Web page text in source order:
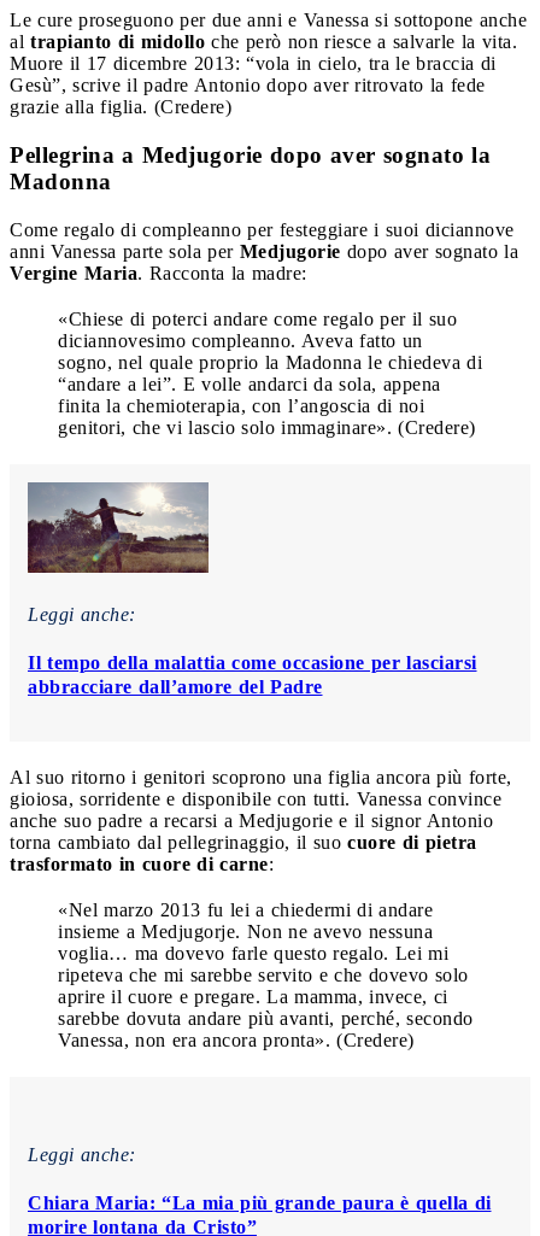
Le cure proseguono per due anni e Vanessa si sottopone anche
al trapianto di midollo che però non riesce a salvarle la vita.
Muore il 17 dicembre 2013: “vola in cielo, tra le braccia di
Gesù”, scrive il padre Antonio dopo aver ritrovato la fede
grazie alla figlia. (Credere)
Pellegrina a Medjugorie dopo aver sognato la
Madonna
Come regalo di compleanno per festeggiare i suoi diciannove
anni Vanessa parte sola per Medjugorie dopo aver sognato la
Vergine Maria. Racconta la madre:
«Chiese di poterci andare come regalo per il suo
diciannovesimo compleanno. Aveva fatto un
sogno, nel quale proprio la Madonna le chiedeva di
“andare a lei”. E volle andarci da sola, appena
finita la chemioterapia, con l’angoscia di noi
genitori, che vi lascio solo immaginare». (Credere)
Leggi anche:
Il tempo della malattia come occasione per lasciarsi
abbracciare dall’amore del Padre
Al suo ritorno i genitori scoprono una figlia ancora più forte,
gioiosa, sorridente e disponibile con tutti. Vanessa convince
anche suo padre a recarsi a Medjugorie e il signor Antonio
torna cambiato dal pellegrinaggio, il suo cuore di pietra
trasformato in cuore di carne:
«Nel marzo 2013 fu lei a chiedermi di andare
insieme a Medjugorje. Non ne avevo nessuna
voglia… ma dovevo farle questo regalo. Lei mi
ripeteva che mi sarebbe servito e che dovevo solo
aprire il cuore e pregare. La mamma, invece, ci
sarebbe dovuta andare più avanti, perché, secondo
Vanessa, non era ancora pronta». (Credere)
Leggi anche:
Chiara Maria: “La mia più grande paura è quella di
morire lontana da Cristo”